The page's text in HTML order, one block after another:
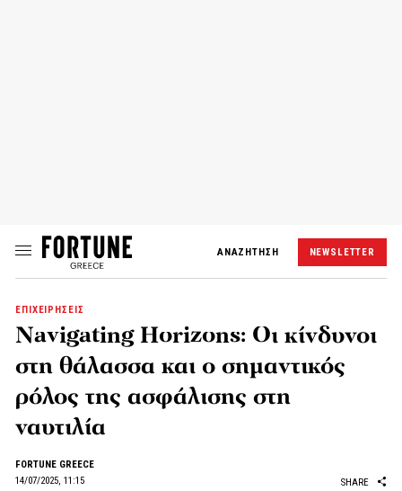
ΑΝΑΖΗΤΗΣΗ NEWSLETTER
ΕΠΙΧΕΙΡΗΣΕΙΣ
Navigating Horizons: Οι κίνδυνοι
στη θάλασσα και ο σημαντικός
ρόλος της ασφάλισης στη
ναυτιλία
FORTUNE GREECE
14/07/2025, 11:15
SHARE